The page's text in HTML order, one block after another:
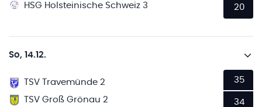
HSG Holsteinische Schweiz 3
20
So, 14.12.
TSV Travemünde 2
TSV Groß Grönau 2
35
34